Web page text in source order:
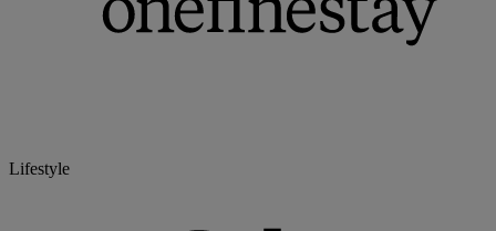
Lifestyle